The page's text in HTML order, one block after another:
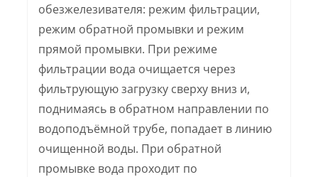
обезжелезивателя: режим фильтрации,
режим обратной промывки и режим
прямой промывки. При режиме
фильтрации вода очищается через
фильтрующую загрузку сверху вниз и,
поднимаясь в обратном направлении по
водоподъёмной трубе, попадает в линию
очищенной воды. При обратной
промывке вода проходит по